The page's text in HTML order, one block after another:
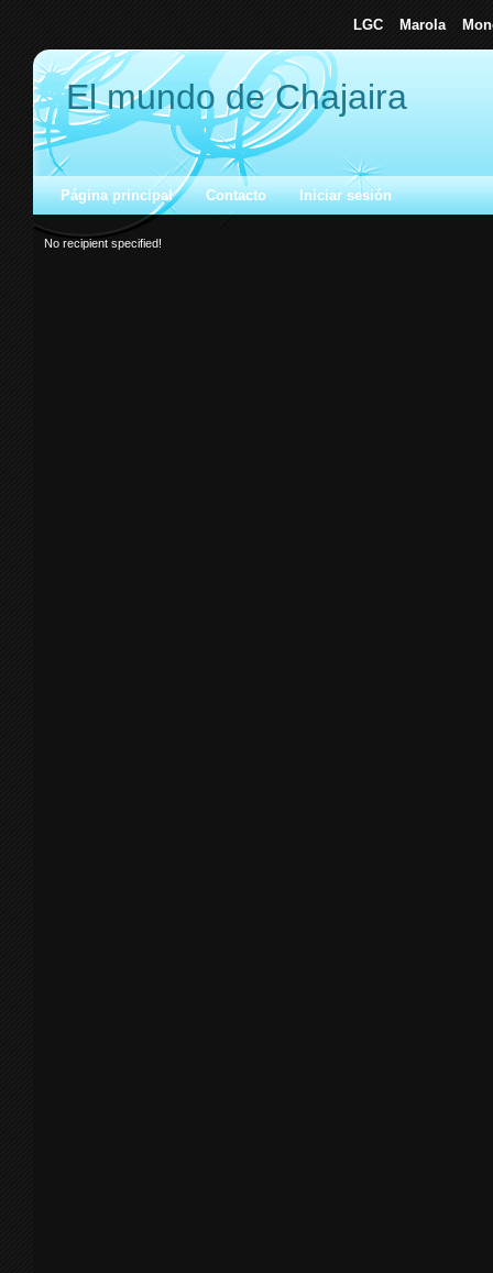
LGC Marola
El mundo de Chajaira
Página principal Contacto Iniciar sesión
No recipient specified!